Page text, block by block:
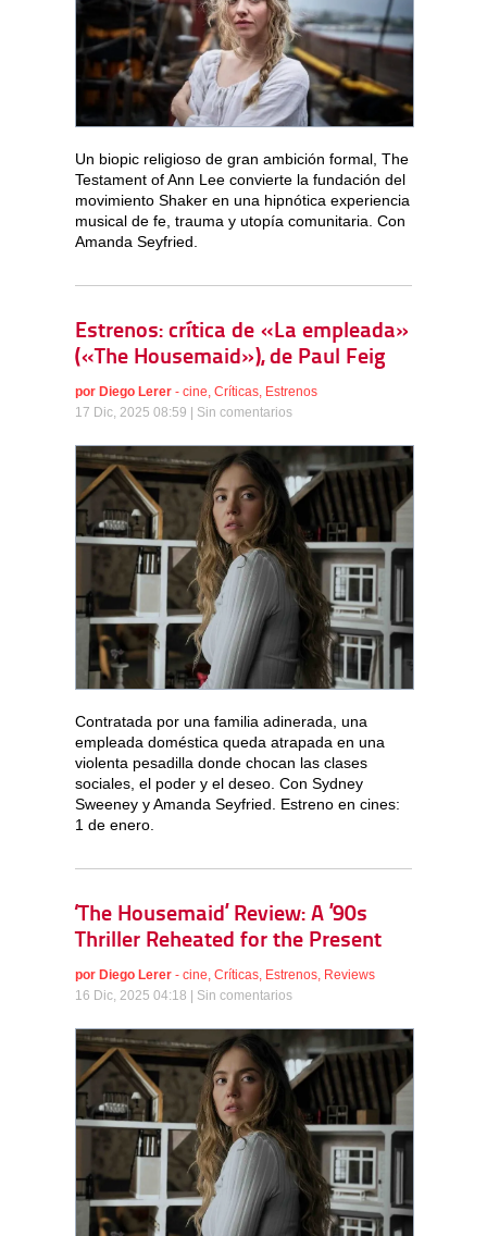
Un biopic religioso de gran ambición formal, The
Testament of Ann Lee convierte la fundación del
movimiento Shaker en una hipnótica experiencia
musical de fe, trauma y utopía comunitaria. Con
Amanda Seyfried.
Estrenos: crítica de «La empleada»
(«The Housemaid»), de Paul Feig
por Diego Lerer - cine Críticas Estrenos
17 Dic, 2025 08:59 | Sin comentarios
Contratada por una familia adinerada, una
empleada doméstica queda atrapada en una
violenta pesadilla donde chocan las clases
sociales, el poder y el deseo. Con Sydney
Sweeney y Amanda Seyfried. Estreno en cines:
1 de enero.
‘The Housemaid’ Review: A ’90s
Thriller Reheated for the Present
por Diego Lerer - cine Críticas Estrenos Reviews
16 Dic, 2025 04:18 | Sin comentarios